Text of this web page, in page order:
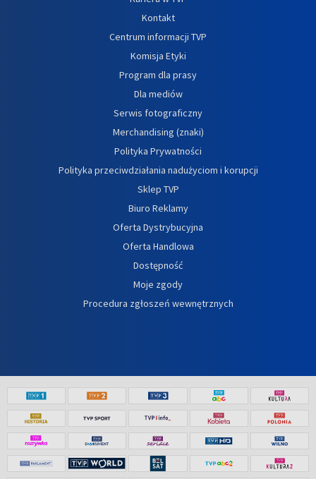
Kontakt
Centrum informacji TVP
Komisja Etyki
Program dla prasy
Dla mediów
Serwis fotograficzny
Merchandising (znaki)
Polityka Prywatności
Polityka przeciwdziałania nadużyciom i korupcji
Sklep TVP
Biuro Reklamy
Oferta Dystrybucyjna
Oferta Handlowa
Dostępność
Moje zgody
Procedura zgłoszeń wewnętrznych